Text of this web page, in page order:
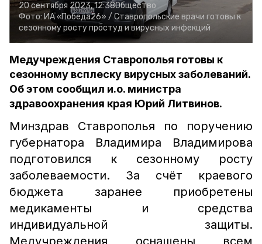
20 сентября 2023, 12:38Общество
Фото: ИА «Победа26» / Ставропольские врачи готовы к
сезонному росту простуд и вирусных инфекций
Медучреждения Ставрополья готовы к
сезонному всплеску вирусных заболеваний.
Об этом сообщил и.о. министра
здравоохранения края Юрий Литвинов.
Минздрав Ставрополья по поручению
губернатора Владимира Владимирова
подготовился к сезонному росту
заболеваемости. За счёт краевого
бюджета заранее приобретены
медикаменты и средства
индивидуальной защиты.
Медучреждения оснащены всем